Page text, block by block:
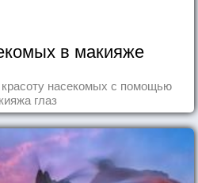
в макияже
насекомых с помощью
глаз